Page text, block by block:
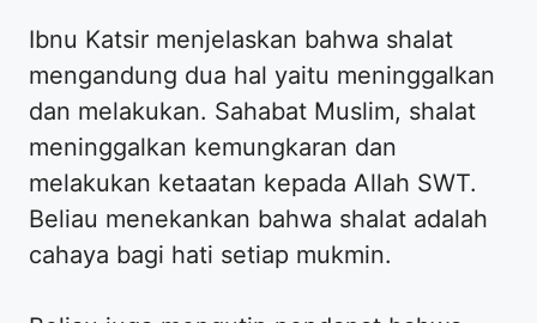
Ibnu Katsir menjelaskan bahwa shalat
mengandung dua hal yaitu meninggalkan
dan melakukan. Sahabat Muslim, shalat
meninggalkan kemungkaran dan
melakukan ketaatan kepada Allah SWT.
Beliau menekankan bahwa shalat adalah
cahaya bagi hati setiap mukmin.